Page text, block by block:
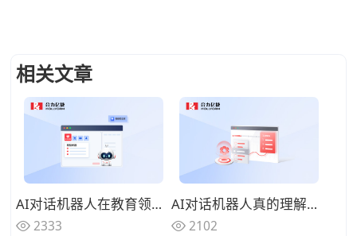
相关文章
AI对话机器人在教育领域能做什么？从答疑解惑到启发式教学的探索
2333
AI对话机器人真的理解人类语言吗？从词法分析到语义理解的深度解析
2102